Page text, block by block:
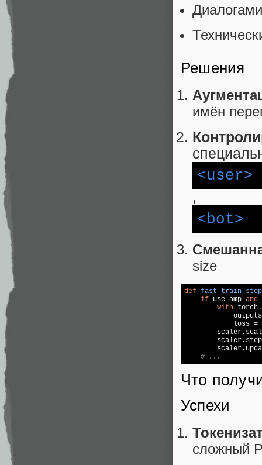
Решения
имён
<user>
,
<bot>
size
def fast_train_step
if use_amp and
with
loss =
# ...
Что
Успехи
сложный